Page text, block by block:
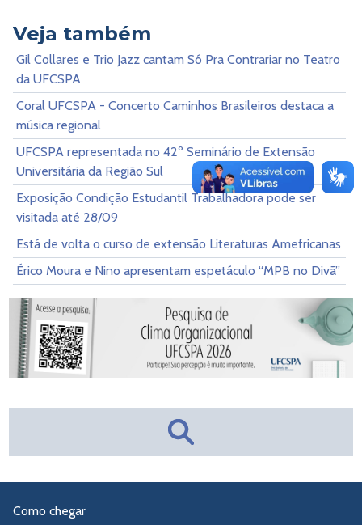
Veja também
Gil Collares e Trio Jazz cantam Só Pra Contrariar no Teatro
da UFCSPA
Coral UFCSPA - Concerto Caminhos Brasileiros destaca a
música regional
UFCSPA representada no 42º Seminário de Extensão
Universitária da Região Sul
Exposição Condição Estudantil Trabalhadora pode ser
visitada até 28/09
Está de volta o curso de extensão Literaturas Amefricanas
Érico Moura e Nino apresentam espetáculo “MPB no Divã”
Como chegar